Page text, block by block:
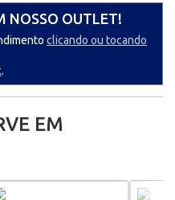
NOSSO OUTLET!
clicando ou tocando
.
EM